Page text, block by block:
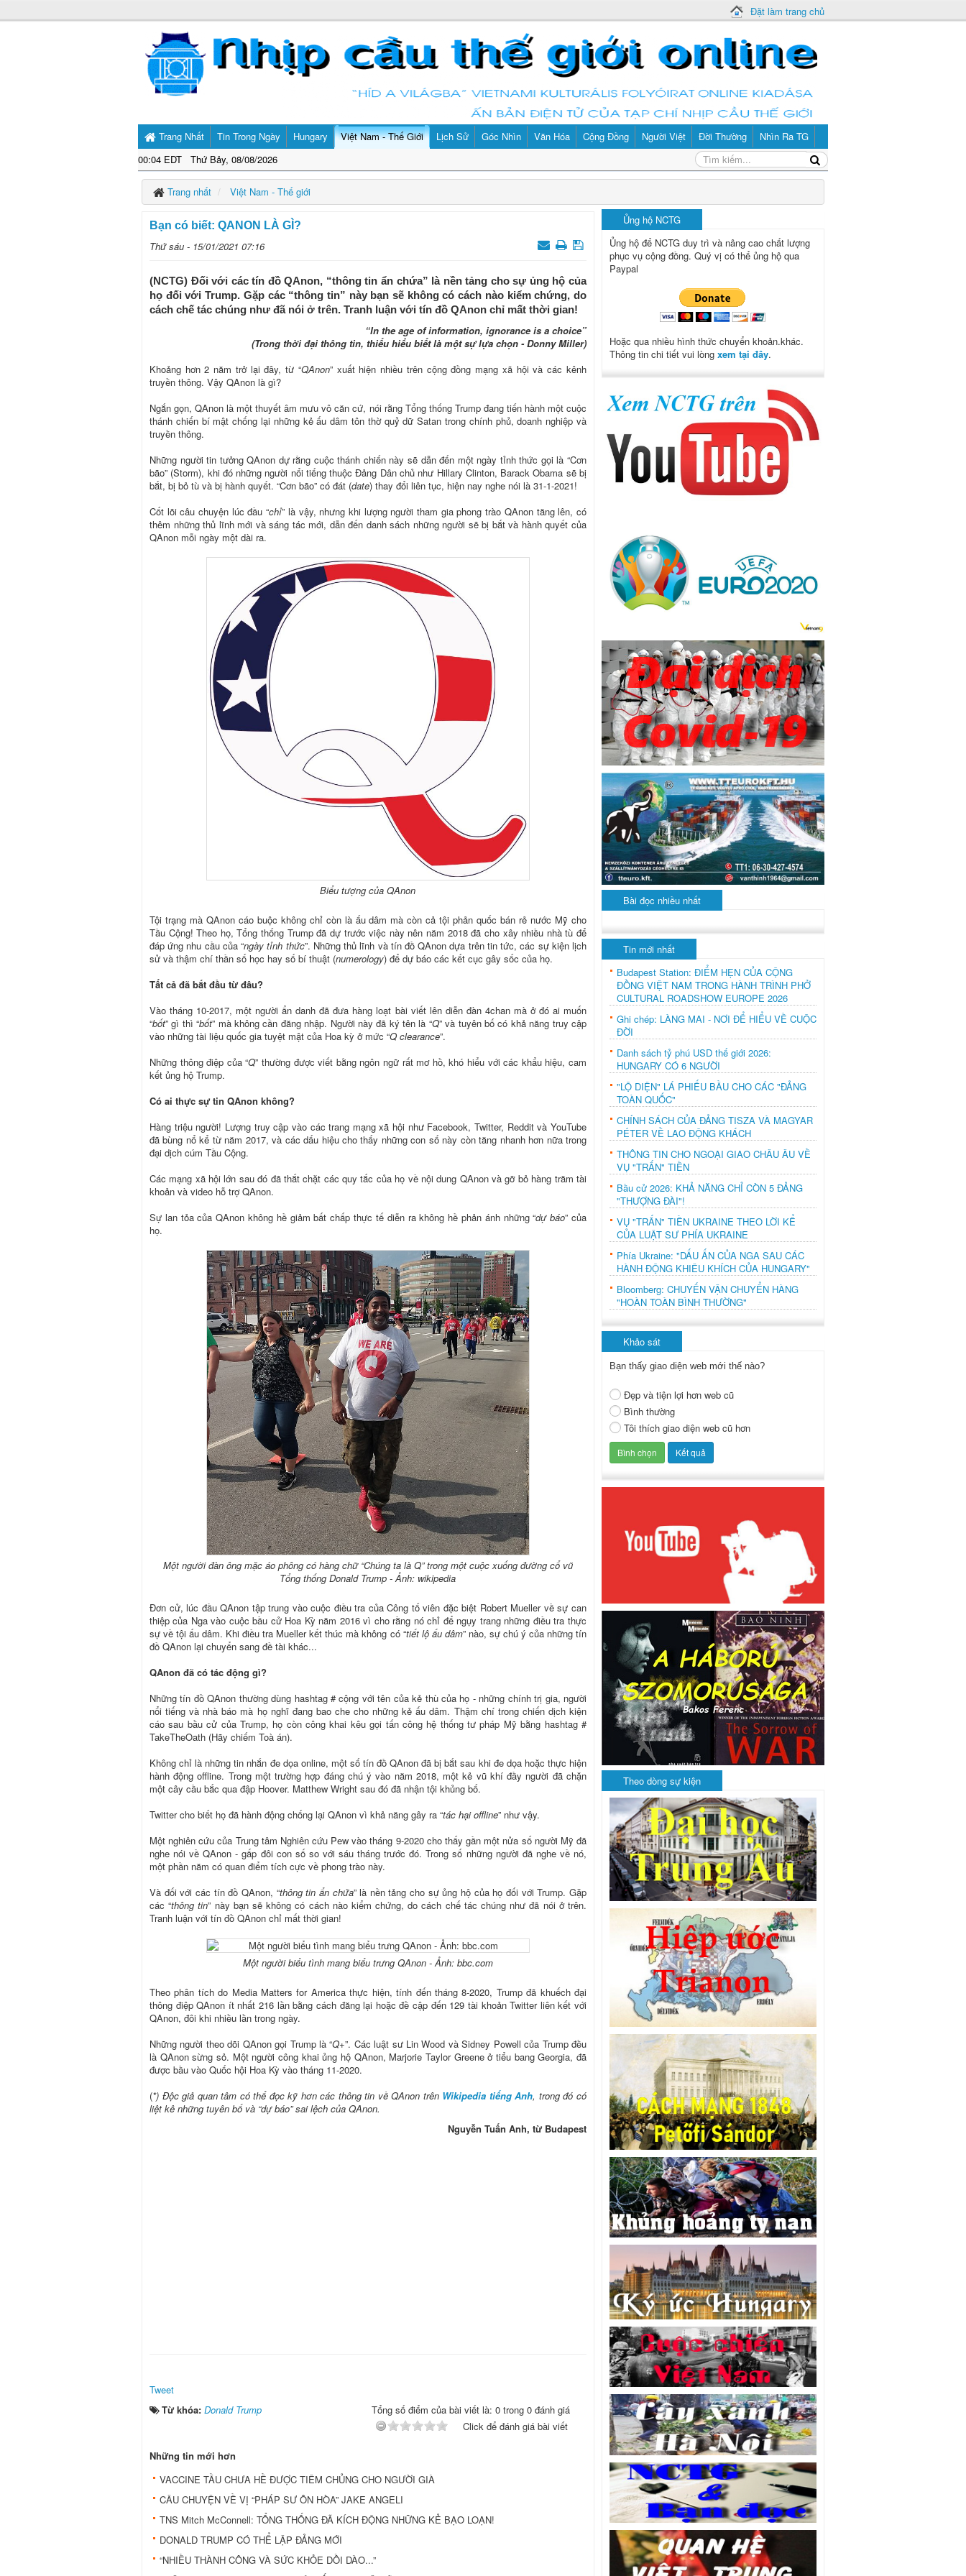
Đặt làm trang chủ
Trang Nhất
00:04 EDT Thứ Bảy, 08/08/2026
Tin Trong Ngày Hungary Việt Nam - Thế Giới Lịch Sử Góc Nhìn Văn Hóa Cộng Đồng Người Việt Đời Thường Nhìn Ra TG
Trang nhất Việt Nam - Thế giới
Bạn có biết: QANON LÀ GÌ?
Thứ sáu - 15/01/2021 07:16
(NCTG) Đối với các tín đồ QAnon, “thông tin ẩn chứa” là nền tảng cho sự ủng hộ của
họ đối với Trump. Gặp các “thông tin” này bạn sẽ không có cách nào kiểm chứng, do
cách chế tác chúng như đã nói ở trên. Tranh luận với tín đồ QAnon chỉ mất thời gian!
“In the age of information, ignorance is a choice”
(Trong thời đại thông tin, thiếu hiểu biết là một sự lựa chọn - Donny Miller)
Khoảng hơn 2 năm trở lại đây, từ “QAnon” xuất hiện nhiều trên cộng đồng mạng xã hội và các kênh
truyền thông. Vậy QAnon là gì?
Ngắn gọn, QAnon là một thuyết âm mưu vô căn cứ, nói rằng Tổng thống Trump đang tiến hành một cuộc
thánh chiến bí mật chống lại những kẻ ấu dâm tôn thờ quỷ dữ Satan trong chính phủ, doanh nghiệp và
truyền thông.
Những người tin tưởng QAnon dự rằng cuộc thánh chiến này sẽ dẫn đến một ngày tỉnh thức gọi là “Cơn
bão” (Storm), khi đó những người nổi tiếng thuộc Đảng Dân chủ như Hillary Clinton, Barack Obama sẽ bị
bắt, bị bỏ tù và bị hành quyết. “Cơn bão” có đát (date) thay đổi liên tục, hiện nay nghe nói là 31-1-2021!
Cốt lõi câu chuyện lúc đầu “chỉ” là vậy, nhưng khi lượng người tham gia phong trào QAnon tăng lên, có
thêm những thủ lĩnh mới và sáng tác mới, dẫn đến danh sách những người sẽ bị bắt và hành quyết của
QAnon mỗi ngày một dài ra.
Biểu tượng của QAnon
Tội trạng mà QAnon cáo buộc không chỉ còn là ấu dâm mà còn cả tội phản quốc bán rẻ nước Mỹ cho
Tầu Cộng! Theo họ, Tổng thống Trump đã dự trước việc này nên năm 2018 đã cho xây nhiều nhà tù để
đáp ứng nhu cầu của “ngày tỉnh thức”. Những thủ lĩnh và tín đồ QAnon dựa trên tin tức, các sự kiện lịch
sử và thậm chí thần số học hay số bí thuật (numerology) để dự báo các kết cục gây sốc của họ.
Tất cả đã bắt đầu từ đâu?
Vào tháng 10-2017, một người ẩn danh đã đưa hàng loạt bài viết lên diễn đàn 4chan mà ở đó ai muốn
“bốt” gì thì “bốt” mà không cần đăng nhập. Người này đã ký tên là “Q” và tuyên bố có khả năng truy cập
vào những tài liệu quốc gia tuyệt mật của Hoa kỳ ở mức “Q clearance”.
Những thông điệp của “Q” thường được viết bằng ngôn ngữ rất mơ hồ, khó hiểu với các khẩu hiệu, cam
kết ủng hộ Trump.
Có ai thực sự tin QAnon không?
Hàng triệu người! Lượng truy cập vào các trang mạng xã hội như Facebook, Twitter, Reddit và YouTube
đã bùng nổ kể từ năm 2017, và các dấu hiệu cho thấy những con số này còn tăng nhanh hơn nữa trong
đại dịch cúm Tầu Cộng.
Các mạng xã hội lớn sau đó đã thắt chặt các quy tắc của họ về nội dung QAnon và gỡ bỏ hàng trăm tài
khoản và video hỗ trợ QAnon.
Sự lan tỏa của QAnon không hề giảm bất chấp thực tế diễn ra không hề phản ánh những “dự báo” của
họ.
Một người đàn ông mặc áo phông có hàng chữ “Chúng ta là Q” trong một cuộc xuống đường cổ vũ
Tổng thống Donald Trump - Ảnh: wikipedia
Đơn cử, lúc đầu QAnon tập trung vào cuộc điều tra của Công tố viên đặc biệt Robert Mueller về sự can
thiệp của Nga vào cuộc bầu cử Hoa Kỳ năm 2016 vì cho rằng nó chỉ để ngụy trang những điều tra thực
sự về tội ấu dâm. Khi điều tra Mueller kết thúc mà không có “tiết lộ ấu dâm” nào, sự chú ý của những tín
đồ QAnon lại chuyển sang đề tài khác...
QAnon đã có tác động gì?
Những tín đồ QAnon thường dùng hashtag # cộng với tên của kẻ thù của họ - những chính trị gia, người
nổi tiếng và nhà báo mà họ nghĩ đang bao che cho những kẻ ấu dâm. Thậm chí trong chiến dịch kiện
cáo sau bầu cử của Trump, họ còn công khai kêu gọi tấn công hệ thống tư pháp Mỹ bằng hashtag #
TakeTheOath (Hãy chiếm Toà án).
Không chỉ là những tin nhắn đe dọa online, một số tín đồ QAnon đã bị bắt sau khi đe dọa hoặc thực hiện
hành động offline. Trong một trường hợp đáng chú ý vào năm 2018, một kẻ vũ khí đầy người đã chặn
một cây cầu bắc qua đập Hoover. Matthew Wright sau đó đã nhận tội khủng bố.
Twitter cho biết họ đã hành động chống lại QAnon vì khả năng gây ra “tác hại offline” như vậy.
Một nghiên cứu của Trung tâm Nghiên cứu Pew vào tháng 9-2020 cho thấy gần một nửa số người Mỹ đã
nghe nói về QAnon - gấp đôi con số so với sáu tháng trước đó. Trong số những người đã nghe về nó,
một phần năm có quan điểm tích cực về phong trào này.
Và đối với các tín đồ QAnon, “thông tin ẩn chứa” là nền tảng cho sự ủng hộ của họ đối với Trump. Gặp
các “thông tin” này bạn sẽ không có cách nào kiểm chứng, do cách chế tác chúng như đã nói ở trên.
Tranh luận với tín đồ QAnon chỉ mất thời gian!
Một người biểu tình mang biểu trưng QAnon - Ảnh: bbc.com
Theo phân tích do Media Matters for America thực hiện, tính đến tháng 8-2020, Trump đã khuếch đại
thông điệp QAnon ít nhất 216 lần bằng cách đăng lại hoặc đề cập đến 129 tài khoản Twitter liên kết với
QAnon, đôi khi nhiều lần trong ngày.
Những người theo dõi QAnon gọi Trump là “Q+”. Các luật sư Lin Wood và Sidney Powell của Trump đều
là QAnon sừng sỏ. Một người công khai ủng hộ QAnon, Marjorie Taylor Greene ở tiểu bang Georgia, đã
được bầu vào Quốc hội Hoa Kỳ vào tháng 11-2020.
(*) Độc giả quan tâm có thể đọc kỹ hơn các thông tin về QAnon trên Wikipedia tiếng Anh, trong đó có
liệt kê những tuyên bố và “dự báo” sai lệch của QAnon.
Nguyễn Tuấn Anh, từ Budapest
Tweet
Từ khóa: Donald Trump
Tổng số điểm của bài viết là: 0 trong 0 đánh giá
Click để đánh giá bài viết
Những tin mới hơn
VACCINE TẦU CHƯA HỀ ĐƯỢC TIÊM CHỦNG CHO NGƯỜI GIÀ
CÂU CHUYỆN VỀ VỊ “PHÁP SƯ ÔN HÒA” JAKE ANGELI
TNS Mitch McConnell: TỔNG THỐNG ĐÃ KÍCH ĐỘNG NHỮNG KẺ BẠO LOẠN!
DONALD TRUMP CÓ THỂ LẬP ĐẢNG MỚI
“NHIỀU THÀNH CÔNG VÀ SỨC KHỎE DỒI DÀO...”
Ủng hộ NCTG
Ủng hộ để NCTG duy trì và nâng cao chất lượng
phục vụ cộng đồng. Quý vị có thể ủng hộ qua
Paypal
Hoặc qua nhiều hình thức chuyển khoản.khác.
Thông tin chi tiết vui lòng xem tại đây.
Bài đọc nhiều nhất
Tin mới nhất
Budapest Station: ĐIỂM HẸN CỦA CỘNG
ĐỒNG VIỆT NAM TRONG HÀNH TRÌNH PHỞ
CULTURAL ROADSHOW EUROPE 2026
Ghi chép: LÀNG MAI - NƠI ĐỂ HIỂU VỀ CUỘC
ĐỜI
Danh sách tỷ phú USD thế giới 2026:
HUNGARY CÓ 6 NGƯỜI
"LỘ DIỆN" LÁ PHIẾU BẦU CHO CÁC "ĐẢNG
TOÀN QUỐC"
CHÍNH SÁCH CỦA ĐẢNG TISZA VÀ MAGYAR
PÉTER VỀ LAO ĐỘNG KHÁCH
THÔNG TIN CHO NGOẠI GIAO CHÂU ÂU VỀ
VỤ "TRẤN" TIỀN
Bầu cử 2026: KHẢ NĂNG CHỈ CÒN 5 ĐẢNG
"THƯỢNG ĐÀI"!
VỤ "TRẤN" TIỀN UKRAINE THEO LỜI KỂ
CỦA LUẬT SƯ PHÍA UKRAINE
Phía Ukraine: "DẤU ẤN CỦA NGA SAU CÁC
HÀNH ĐỘNG KHIÊU KHÍCH CỦA HUNGARY"
Bloomberg: CHUYẾN VẬN CHUYỂN HÀNG
"HOÀN TOÀN BÌNH THƯỜNG"
Khảo sát
Bạn thấy giao diện web mới thế nào?
Đẹp và tiện lợi hơn web cũ
Bình thường
Tôi thích giao diện web cũ hơn
Theo dòng sự kiện